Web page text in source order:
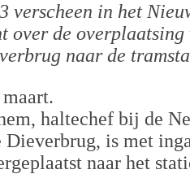
verscheen in het
over de overplaatsing
naar de
haltechef bij de
is met
naar het